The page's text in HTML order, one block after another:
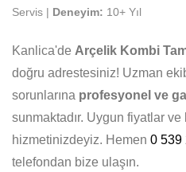
Servis |
Deneyim: 10+ Yıl
Kanlica'de Arçelik Kombi
doğru adrestesiniz! Uzman
sorunlarına profesyonel ve
sunmaktadır. Uygun fiyatlar ve
hizmetinizdeyiz. Hemen 0 539
telefondan bize ulaşın.